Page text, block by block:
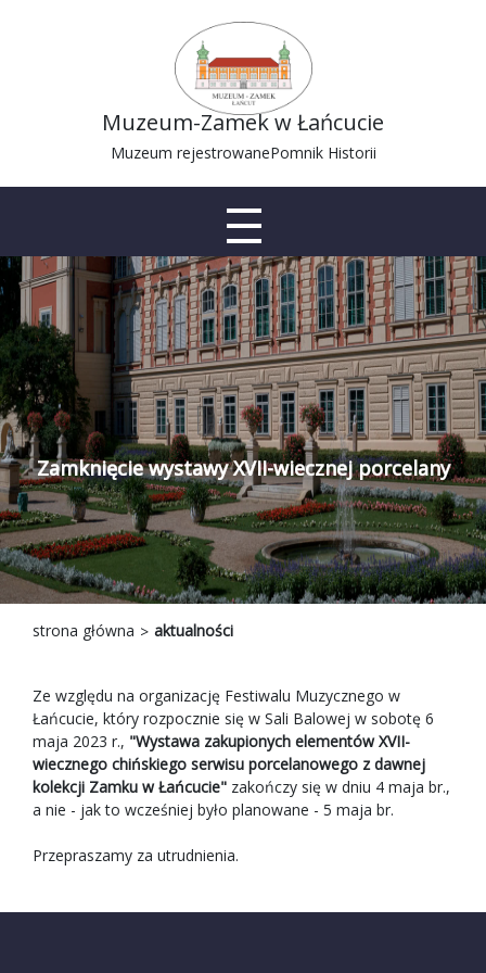
Muzeum-Zamek w Łańcucie
Muzeum rejestrowanePomnik Historii
Zamknięcie wystawy XVII-wiecznej porcelany
strona główna aktualności
Ze względu na organizację Festiwalu Muzycznego w
Łańcucie, który rozpocznie się w Sali Balowej w sobotę 6
maja 2023 r., "Wystawa zakupionych elementów XVII-
wiecznego chińskiego serwisu porcelanowego z dawnej
kolekcji Zamku w Łańcucie" zakończy się w dniu 4 maja br.,
a nie - jak to wcześniej było planowane - 5 maja br.
Przepraszamy za utrudnienia.